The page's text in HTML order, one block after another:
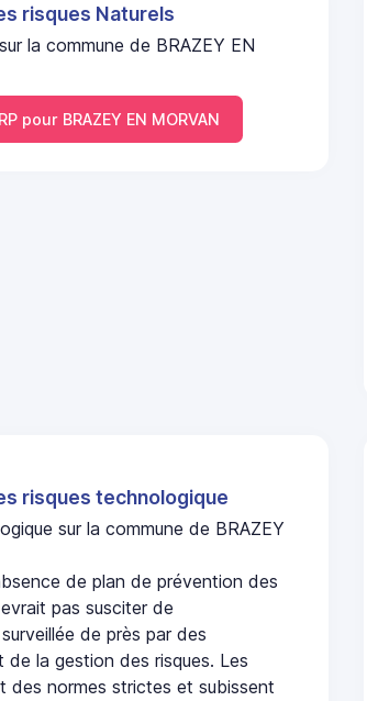
risques Naturels
la commune de BRAZEY EN
pour BRAZEY EN MORVAN
risques technologique
sur la commune de BRAZEY
de plan de prévention des
pas susciter de
de près par des
la gestion des risques. Les
des normes strictes et subissent